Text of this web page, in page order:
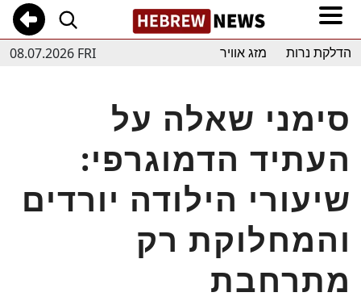
08.07.2026 FRI הדלקת נרות מזג אוויר
סימני שאלה על
העתיד הדמוגרפי:
שיעורי הילודה יורדים
והמחלוקת רק
מתרחבת